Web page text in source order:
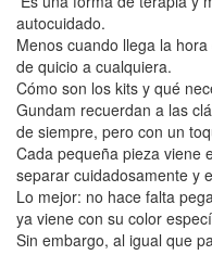
autocuidado.
Menos cuando llega la
de quicio a cualquiera.
Cómo son los kits y qué
Gundam recuerdan a las
de siempre, pero con un
Cada pequeña pieza viene
separar cuidadosamente y
Lo mejor: no hace falta
ya viene con su color
Sin embargo, al igual que